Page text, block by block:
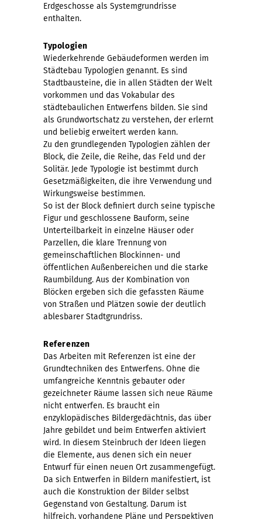
Erdgeschosse als Systemgrundrisse
enthalten.
Typologien
Wiederkehrende Gebäudeformen werden im
Städtebau Typologien genannt. Es sind
Stadtbausteine, die in allen Städten der Welt
vorkommen und das Vokabular des
städtebaulichen Entwerfens bilden. Sie sind
als Grundwortschatz zu verstehen, der erlernt
und beliebig erweitert werden kann.
Zu den grundlegenden Typologien zählen der
Block, die Zeile, die Reihe, das Feld und der
Solitär. Jede Typologie ist bestimmt durch
Gesetzmäßigkeiten, die ihre Verwendung und
Wirkungsweise bestimmen.
So ist der Block definiert durch seine typische
Figur und geschlossene Bauform, seine
Unterteilbarkeit in einzelne Häuser oder
Parzellen, die klare Trennung von
gemeinschaftlichen Blockinnen- und
öffentlichen Außenbereichen und die starke
Raumbildung. Aus der Kombination von
Blöcken ergeben sich die gefassten Räume
von Straßen und Plätzen sowie der deutlich
ablesbarer Stadtgrundriss.
Referenzen
Das Arbeiten mit Referenzen ist eine der
Grundtechniken des Entwerfens. Ohne die
umfangreiche Kenntnis gebauter oder
gezeichneter Räume lassen sich neue Räume
nicht entwerfen. Es braucht ein
enzyklopädisches Bildergedächtnis, das über
Jahre gebildet und beim Entwerfen aktiviert
wird. In diesem Steinbruch der Ideen liegen
die Elemente, aus denen sich ein neuer
Entwurf für einen neuen Ort zusammengefügt.
Da sich Entwerfen in Bildern manifestiert, ist
auch die Konstruktion der Bilder selbst
Gegenstand von Gestaltung. Darum ist
hilfreich, vorhandene Pläne und Perspektiven